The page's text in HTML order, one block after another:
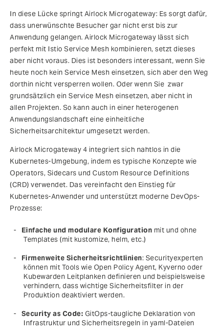
In diese Lücke springt Airlock Microgateway: Es sorgt dafür,
dass unerwünschte Besucher gar nicht erst bis zur
Anwendung gelangen. Airlock Microgateway lässt sich
perfekt mit Istio Service Mesh kombinieren, setzt dieses
aber nicht voraus. Dies ist besonders interessant, wenn Sie
heute noch kein Service Mesh einsetzen, sich aber den Weg
dorthin nicht versperren wollen. Oder wenn Sie zwar
grundsätzlich ein Service Mesh einsetzen, aber nicht in
allen Projekten. So kann auch in einer heterogenen
Anwendungslandschaft eine einheitliche
Sicherheitsarchitektur umgesetzt werden.
Airlock Microgateway 4 integriert sich nahtlos in die
Kubernetes-Umgebung, indem es typische Konzepte wie
Operators, Sidecars und Custom Resource Definitions
(CRD) verwendet. Das vereinfacht den Einstieg für
Kubernetes-Anwender und unterstützt moderne DevOps-
Prozesse:
Einfache und modulare Konfiguration mit und ohne
Templates (mit kustomize, helm, etc.)
Firmenweite Sicherheitsrichtlinien: Securityexperten
können mit Tools wie Open Policy Agent, Kyverno oder
Kubewarden Leitplanken definieren und beispielsweise
verhindern, dass wichtige Sicherheitsfilter in der
Produktion deaktiviert werden.
Security as Code: GitOps-taugliche Deklaration von
Infrastruktur und Sicherheitsregeln in yaml-Dateien